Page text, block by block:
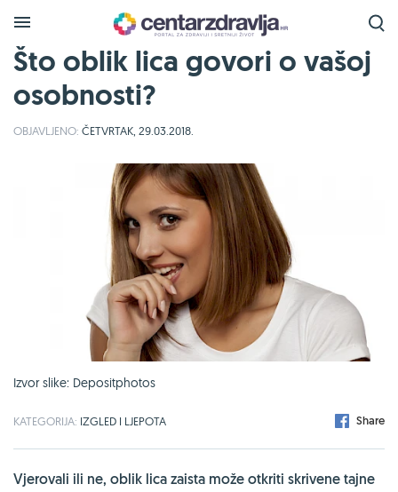
Što oblik lica govori o vašoj
osobnosti?
OBJAVLJENO: ČETVRTAK, 29.03.2018.
Izvor slike: Depositphotos
KATEGORIJA: IZGLED I LJEPOTA Share
Vjerovali ili ne, oblik lica zaista može otkriti skrivene tajne